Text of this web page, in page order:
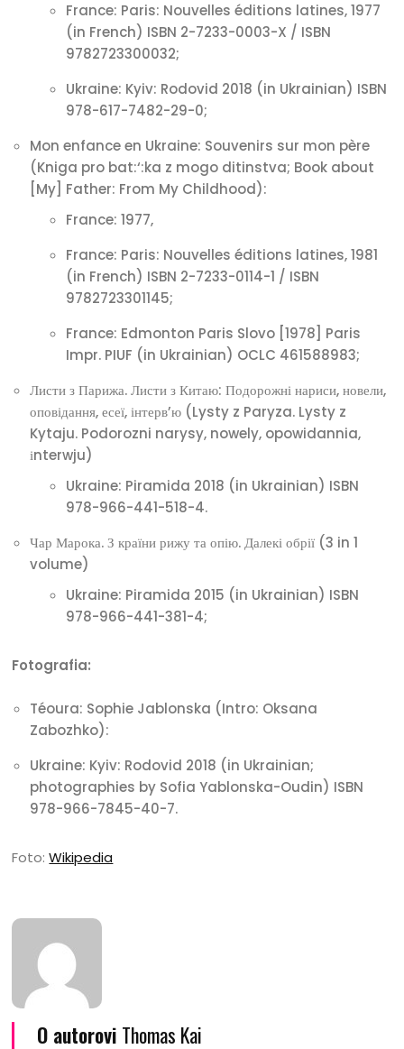
France: Paris: Nouvelles éditions latines, 1977
(in French) ISBN 2-7233-0003-X / ISBN
9782723300032;
Ukraine: Kyiv: Rodovid 2018 (in Ukrainian) ISBN
978-617-7482-29-0;
Mon enfance en Ukraine: Souvenirs sur mon père
(Kniga pro bat:‘:ka z mogo ditinstva; Book about
[My] Father: From My Childhood):
France: 1977,
France: Paris: Nouvelles éditions latines, 1981
(in French) ISBN 2-7233-0114-1 / ISBN
9782723301145;
France: Edmonton Paris Slovo [1978] Paris
Impr. PIUF (in Ukrainian) OCLC 461588983;
Листи з Парижа. Листи з Китаю: Подорожні нариси, новели,
оповідання, есеї, інтерв’ю (Lysty z Paryza. Lysty z
Kytaju. Podorozni narysy, nowely, opowidannia,
іnterwju)
Ukraine: Piramida 2018 (in Ukrainian) ISBN
978-966-441-518-4.
Чар Марока. З країни рижу та опію. Далекі обрії (3 in 1
volume)
Ukraine: Piramida 2015 (in Ukrainian) ISBN
978-966-441-381-4;
Fotografia:
Téoura: Sophie Jablonska (Intro: Oksana
Zabozhko):
Ukraine: Kyiv: Rodovid 2018 (in Ukrainian;
photographies by Sofia Yablonska-Oudin) ISBN
978-966-7845-40-7.
Foto:Wikipedia
O autorovi Thomas Kai